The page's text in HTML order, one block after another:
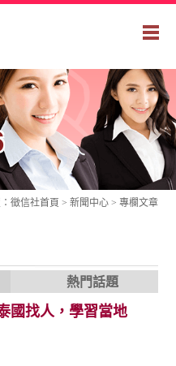
徵信社首頁 > 新聞中心 > 專欄文章
熱門話題
國找人，學習當地